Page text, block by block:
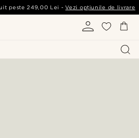
peste249,00 Lei -Vezi opțiunile de livrare